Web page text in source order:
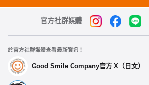
官方社群媒體
於官方社群媒體查看最新資訊！
Good Smile Company官方 X（日文）